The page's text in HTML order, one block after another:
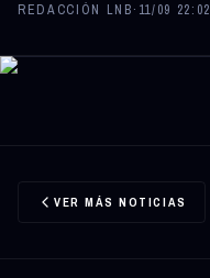
REDACCIÓN LNB· 11/09 22:02
VER MÁS NOTICIAS